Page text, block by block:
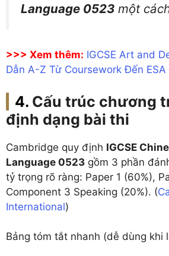
Language 0523 một
>>> Xem thêm: IGCSE Art and
Dẫn A-Z Từ Coursework Đến
Cấu trúc chương
định dạng bài thi
Cambridge quy định IGCSE
Language 0523 gồm 3 phần
tỷ trọng rõ ràng: Paper 1 (60%),
Component 3 Speaking (20%). (
International)
Bảng tóm tắt nhanh (dễ dùng khi